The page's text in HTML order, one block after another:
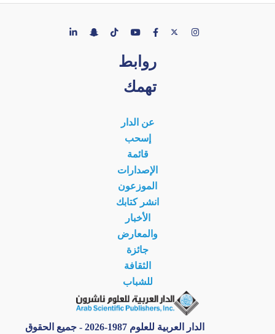
روابط
تهمك
عن الدار
إسحب
قائمة
الإصدارات
الموزعون
انشر كتابك
الأخبار
والمعارض
جائزة
الثقافة
للشباب
الدار العربية للعلوم 1987-2026 - جميع الحقوق